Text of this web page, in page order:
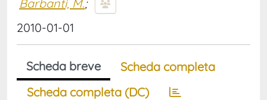
Barbanti, M.;
2010-01-01
Scheda breve
Scheda completa
Scheda completa (DC)